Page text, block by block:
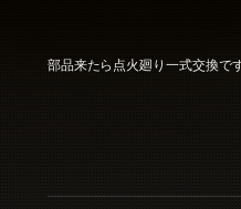
部品来たら点火廻り一式交換で